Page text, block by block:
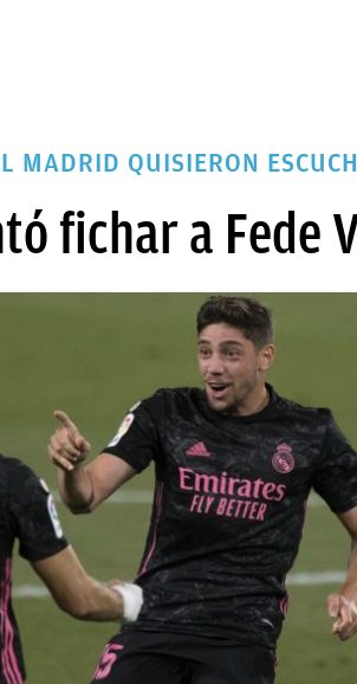
MADRID QUISIERON
fichar a Fede